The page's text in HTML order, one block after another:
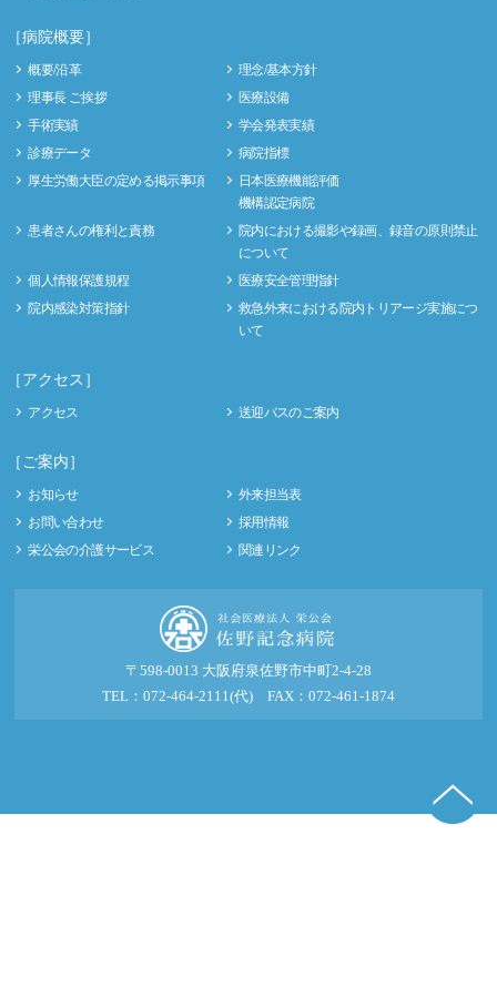
［病院概要］
概要/沿革
理念/基本方針
理事長 ご挨拶
医療設備
手術実績
学会発表実績
診療データ
病院指標
厚生労働大臣の定める掲示事項
日本医療機能評価
機構認定病院
患者さんの権利と責務
院内における撮影や録画、録音の原則禁止
について
個人情報保護規程
医療安全管理指針
院内感染対策指針
救急外来における院内トリアージ実施につ
いて
［アクセス］
アクセス 送迎バスのご案内
［ご案内］
お知らせ
外来担当表
お問い合わせ
採用情報
栄公会の介護サービス
関連リンク
〒598-0013 大阪府泉佐野市中町2-4-28
TEL：072-464-2111(代) FAX：072-461-1874